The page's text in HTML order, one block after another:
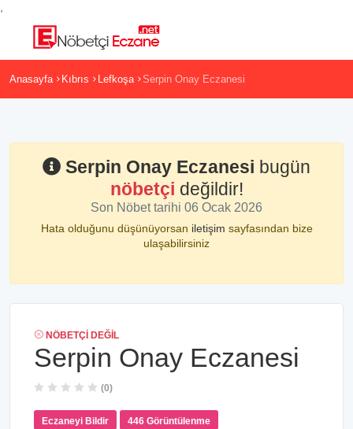
Anasayfa Kıbrıs Lefkoşa Serpin Onay Eczanesi
Serpin Onay Eczanesi bugün
nöbetçi değildir!
Son Nöbet tarihi 06 Ocak 2026
Hata olduğunu düşünüyorsan iletişim sayfasından bize
ulaşabilirsiniz
NÖBETÇI DEĞIL
Serpin Onay Eczanesi
(0)
Eczaneyi Bildir 446 Görüntülenme